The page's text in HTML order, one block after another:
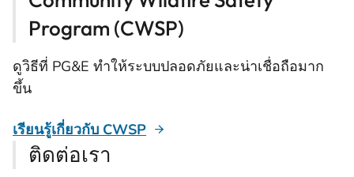
Program (CWSP)
ดูวิธีที่ PG&E ทำให้ระบบปลอดภัยและน่าเชื่อถือมาก
ขึ้น
เรียนรู้เกี่ยวกับ CWSP
ติดต่อเรา